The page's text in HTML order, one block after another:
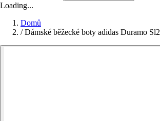
Loading...
Domů
/ Dámské běžecké boty adidas Duramo Sl2